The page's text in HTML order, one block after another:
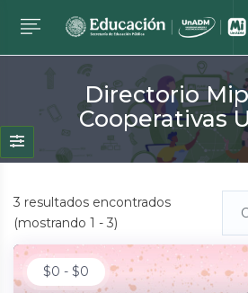
Directorio
Cooperativas
3 resultados encontrados
(mostrando 1 - 3)
$0 - $0